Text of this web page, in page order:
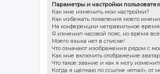
Параметры и настройки
Как мне изменить мои настройки?
Как избежать появления моего
На конференции неправильное время!
Я изменил часовой пояс, но время
Моего языка нет в списке!
Что означают изображения рядом с
Как мне включить отображение
Что такое звание и как я могу
Когда я щёлкаю по ссылке «email», от